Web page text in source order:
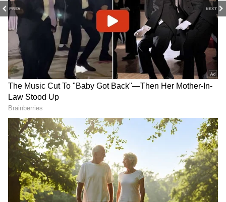
PREV NEXT